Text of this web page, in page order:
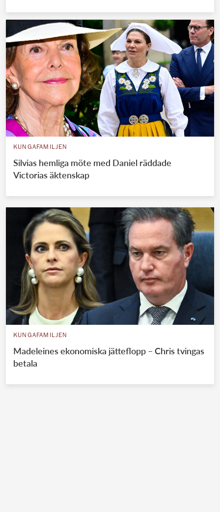
KUNGAFAMILJEN
Silvias hemliga möte med Daniel räddade
Victorias äktenskap
KUNGAFAMILJEN
Madeleines ekonomiska jätteflopp – Chris tvingas
betala